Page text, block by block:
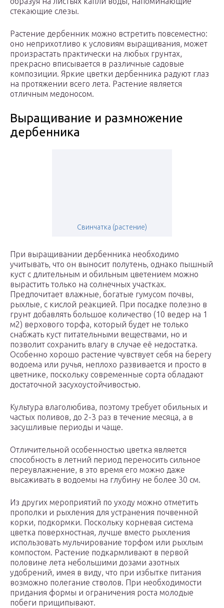
стекающие слезы.
Растение дербенник можно встретить повсеместно:
оно неприхотливо к условиям выращивания, может
произрастать практически на любых грунтах,
прекрасно вписывается в различные садовые
композиции. Яркие цветки дербенника радуют глаз
на протяжении всего лета. Растение является
отличным медоносом.
Выращивание и размножение
дербенника
Свинчатка (растение)
При выращивании дербенника необходимо
учитывать, что он выносит полутень, однако пышный
куст с длительным и обильным цветением можно
вырастить только на солнечных участках.
Предпочитает влажные, богатые гумусом почвы,
рыхлые, с кислой реакцией. При посадке полезно в
грунт добавлять большое количество (10 ведер на 1
м2) верхового торфа, который будет не только
снабжать куст питательными веществами, но и
позволит сохранить влагу в случае её недостатка.
Особенно хорошо растение чувствует себя на берегу
водоема или ручья, неплохо развивается и просто в
цветнике, поскольку современные сорта обладают
достаточной засухоустойчивостью.
Культура влаголюбива, поэтому требует обильных и
частых поливов, до 2-3 раз в течение месяца, а в
засушливые периоды и чаще.
Отличительной особенностью цветка является
способность в летний период переносить сильное
переувлажнение, в это время его можно даже
высаживать в водоемы на глубину не более 30 см.
Из других мероприятий по уходу можно отметить
прополки и рыхления для устранения почвенной
корки, подкормки. Поскольку корневая система
цветка поверхностная, лучше вместо рыхления
использовать мульчирование торфом или рыхлым
компостом. Растение подкармливают в первой
половине лета небольшими дозами азотных
удобрений, имея в виду, что при избытке питания
возможно полегание стволов. При необходимости
придания формы и ограничения роста молодые
побеги прищипывают.